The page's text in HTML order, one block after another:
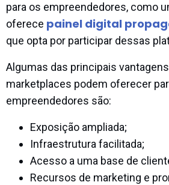
para os empreendedores, como
oferece painel digital
que opta por participar dessas
Algumas das principais
marketplaces podem oferecer
empreendedores são:
Exposição ampliada;
Infraestrutura facilitada;
Acesso a uma base de
Recursos de marketing e